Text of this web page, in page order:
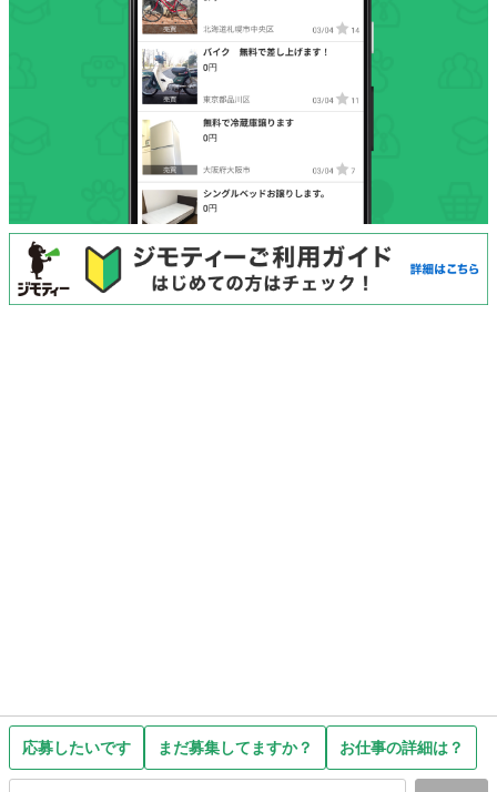
応募したいです まだ募集してますか？ お仕事の詳細は？